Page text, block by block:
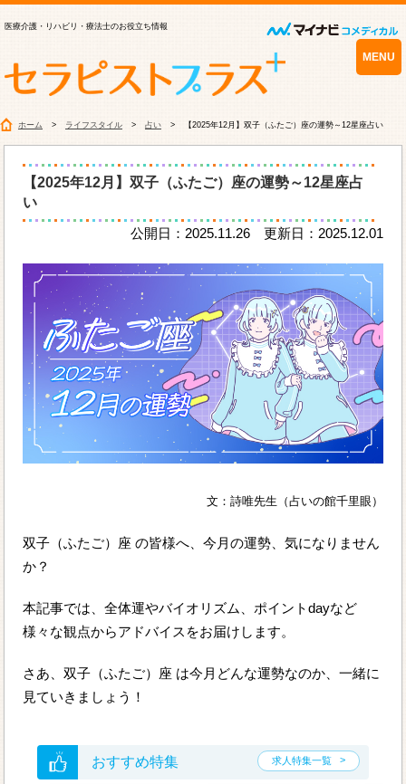
医療介護・リハビリ・療法士のお役立ち情報
MENU
ホーム ライフスタイル 占い 【2025年12月】双子（ふたご）座の運勢～12星座占い
【2025年12月】双子（ふたご）座の運勢～12星座占
い
公開日：2025.11.26 更新日：2025.12.01
文：詩唯先生（占いの館千里眼）
双子（ふたご）座 の皆様へ、今月の運勢、気になりません
か？
本記事では、全体運やバイオリズム、ポイントdayなど
様々な観点からアドバイスをお届けします。
さあ、双子（ふたご）座 は今月どんな運勢なのか、一緒に
見ていきましょう！
おすすめ特集 求人特集一覧